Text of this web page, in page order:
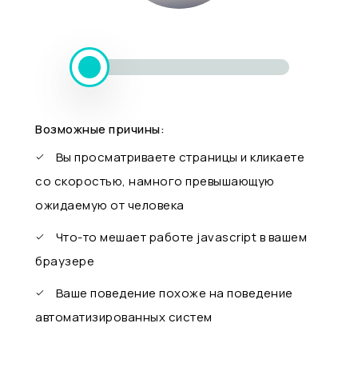
Возможные причины:
Вы просматриваете страницы и кликаете
со скоростью, намного превышающую
ожидаемую от человека
Что-то мешает работе javascript в вашем
браузере
Ваше поведение похоже на поведение
автоматизированных систем